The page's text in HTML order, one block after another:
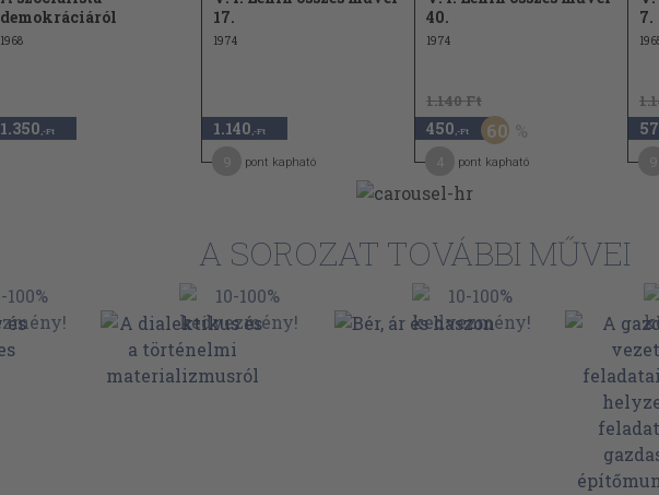
demokráciáról
1968
1.350 ,-Ft
17.
1974
1.140 ,-Ft
pont kapható
40.
1974
1.140 Ft
450 ,-Ft 60
pont kapható
7.
A SOROZAT TOVÁBBI MŰVEI